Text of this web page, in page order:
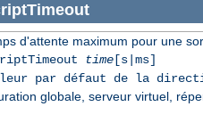
d'attente maximum pour une
time[s|ms]
par défaut de la
globale, serveur virtuel,